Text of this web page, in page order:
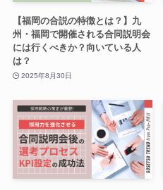
【福岡の合説の特徴とは？】九
州・福岡で開催される合同説明会
には行くべきか？向いている人
は？
2025年8月30日